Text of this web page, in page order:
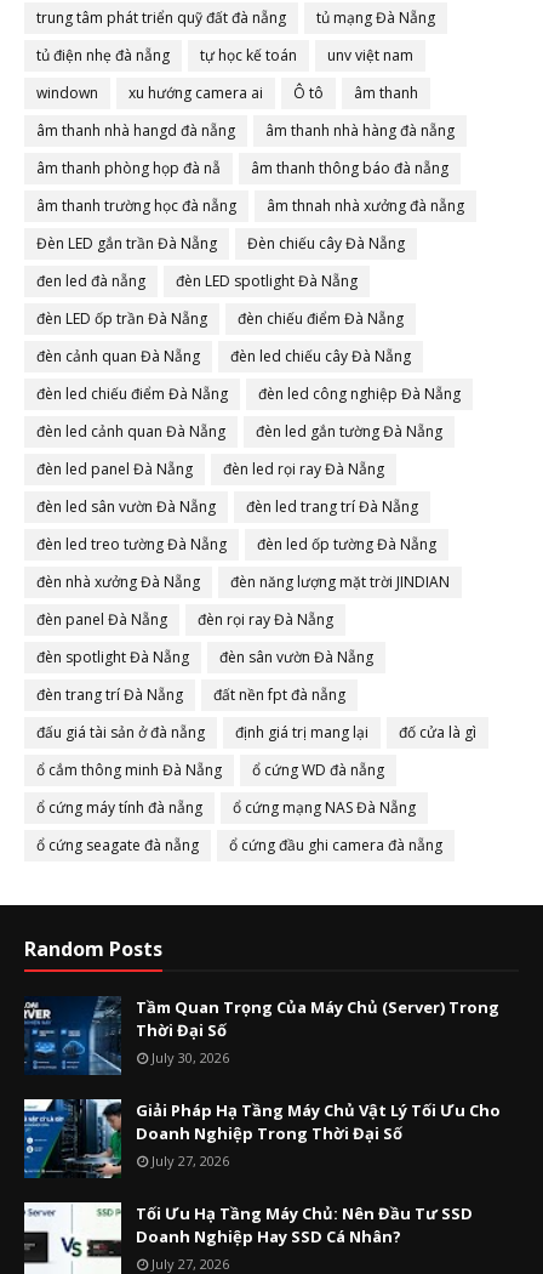
trung tâm phát triển quỹ đất đà nẵng
tủ mạng Đà Nẵng
tủ điện nhẹ đà nẵng
tự học kế toán
unv việt nam
windown
xu hướng camera ai Ô tô
âm thanh
âm thanh nhà hangd đà nẵng
âm thanh nhà hàng đà nẵng
âm thanh phòng họp đà nẵ
âm thanh thông báo đà nẵng
âm thanh trường học đà nẵng
âm thnah nhà xưởng đà nẵng
Đèn LED gắn trần Đà Nẵng
Đèn chiếu cây Đà Nẵng
đen led đà nẵng
đèn LED spotlight Đà Nẵng
đèn LED ốp trần Đà Nẵng
đèn chiếu điểm Đà Nẵng
đèn cảnh quan Đà Nẵng
đèn led chiếu cây Đà Nẵng
đèn led chiếu điểm Đà Nẵng
đèn led công nghiệp Đà Nẵng
đèn led cảnh quan Đà Nẵng
đèn led gắn tường Đà Nẵng
đèn led panel Đà Nẵng
đèn led rọi ray Đà Nẵng
đèn led sân vườn Đà Nẵng
đèn led trang trí Đà Nẵng
đèn led treo tường Đà Nẵng
đèn led ốp tường Đà Nẵng
đèn nhà xưởng Đà Nẵng
đèn năng lượng mặt trời JINDIAN
đèn panel Đà Nẵng
đèn rọi ray Đà Nẵng
đèn spotlight Đà Nẵng
đèn sân vườn Đà Nẵng
đèn trang trí Đà Nẵng
đất nền fpt đà nẵng
đấu giá tài sản ở đà nẵng
định giá trị mang lại
đố cửa là gì
ổ cắm thông minh Đà Nẵng
ổ cứng WD đà nẵng
ổ cứng máy tính đà nẵng
ổ cứng mạng NAS Đà Nẵng
ổ cứng seagate đà nẵng
ổ cứng đầu ghi camera đà nẵng
Random Posts
Tầm Quan Trọng Của Máy Chủ (Server) Trong
Thời Đại Số
July 30, 2026
Giải Pháp Hạ Tầng Máy Chủ Vật Lý Tối Ưu Cho
Doanh Nghiệp Trong Thời Đại Số
July 27, 2026
Tối Ưu Hạ Tầng Máy Chủ: Nên Đầu Tư SSD
Doanh Nghiệp Hay SSD Cá Nhân?
July 27, 2026